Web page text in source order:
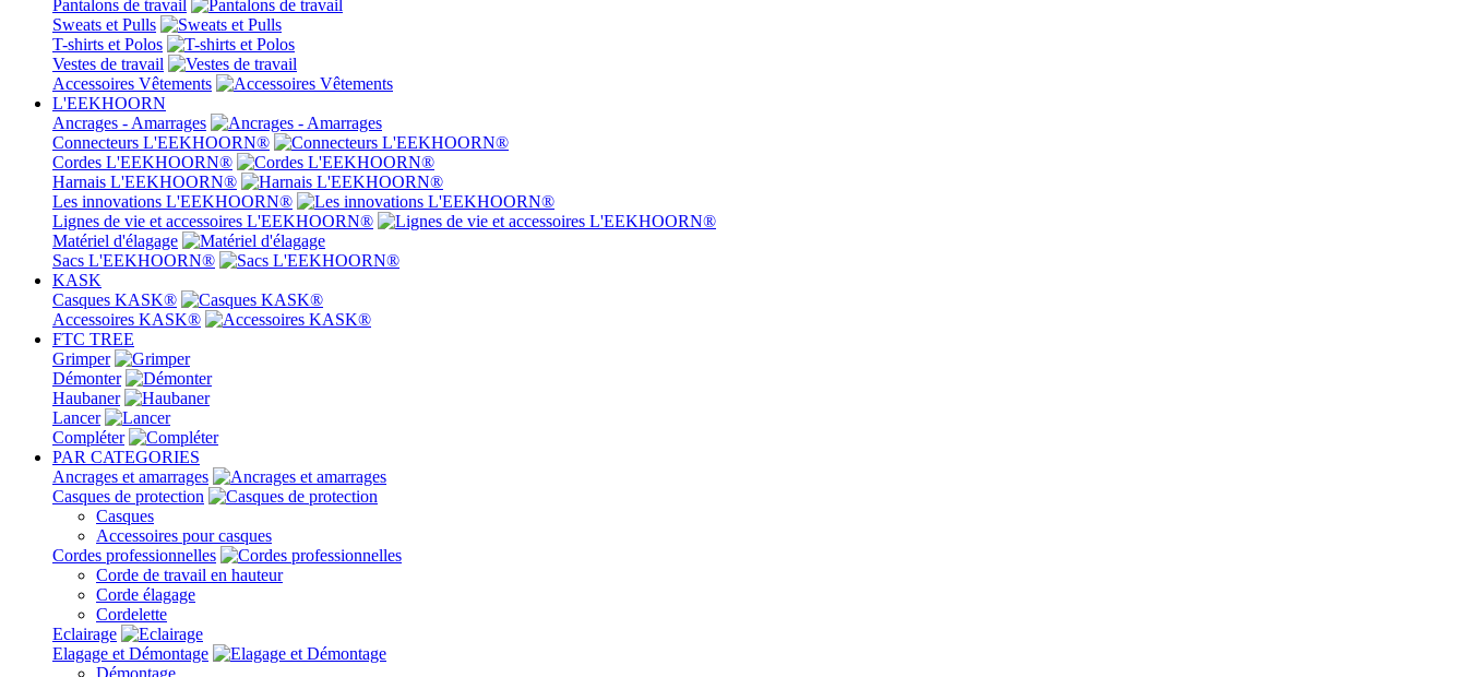
Pantalons de travail
Sweats et Pulls
T-shirts et Polos
Vestes de travail
Accessoires Vêtements
L'EEKHOORN
Ancrages - Amarrages
Connecteurs L'EEKHOORN®
Cordes L'EEKHOORN®
Harnais L'EEKHOORN®
Les innovations L'EEKHOORN®
Lignes de vie et accessoires L'EEKHOORN®
Matériel d'élagage
Sacs L'EEKHOORN®
KASK
Casques KASK®
Accessoires KASK®
FTC TREE
Grimper
Démonter
Haubaner
Lancer
Compléter
PAR CATEGORIES
Ancrages et amarrages
Casques de protection
Casques
Accessoires pour casques
Cordes professionnelles
Corde de travail en hauteur
Corde élagage
Cordelette
Eclairage
Elagage et Démontage
Démontage